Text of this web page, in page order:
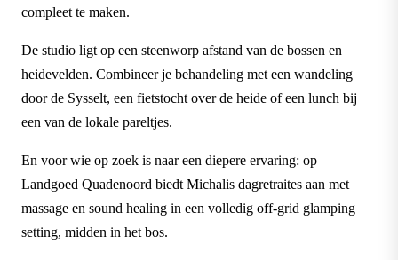
compleet te maken.
De studio ligt op een steenworp afstand van de bossen en
heidevelden. Combineer je behandeling met een wandeling
door de Sysselt, een fietstocht over de heide of een lunch bij
een van de lokale pareltjes.
En voor wie op zoek is naar een diepere ervaring: op
Landgoed Quadenoord biedt Michalis dagretraites aan met
massage en sound healing in een volledig off-grid glamping
setting, midden in het bos.